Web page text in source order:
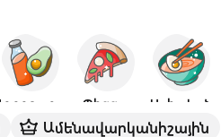
Պիցցա Ասիական
Ամենավարկանիշային